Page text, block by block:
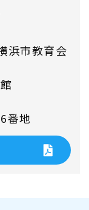
浜市教育会
番地